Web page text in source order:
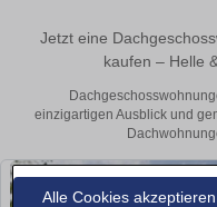
Alle Cookies akzeptieren
Jetzt eine
kaufen – Helle
einzigartigen Ausblick und